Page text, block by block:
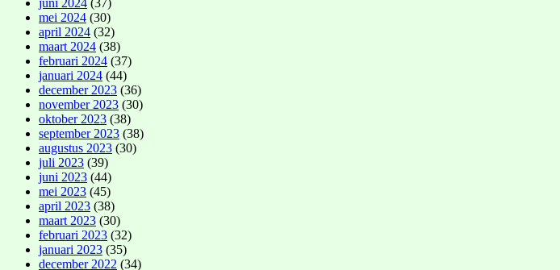
mei 2024 (30)
april 2024 (32)
maart 2024 (38)
februari 2024 (37)
januari 2024 (44)
december 2023 (36)
november 2023 (30)
oktober 2023 (38)
september 2023 (38)
augustus 2023 (30)
juli 2023 (39)
juni 2023 (44)
mei 2023 (45)
april 2023 (38)
maart 2023 (30)
februari 2023 (32)
januari 2023 (35)
december 2022 (34)